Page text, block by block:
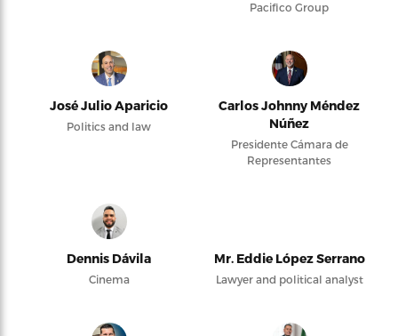
Pacifico Group
José Julio Aparicio
Politics and law
Carlos Johnny Méndez
Núñez
Presidente Cámara de
Representantes
Dennis Dávila
Cinema
Mr. Eddie López Serrano
Lawyer and political analyst